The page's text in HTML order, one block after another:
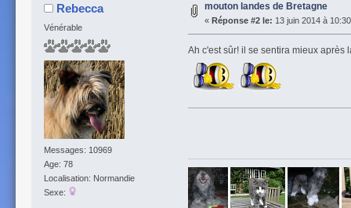
Rebecca
Vénérable
Messages: 10969
Age: 78
Localisation: Normandie
Sexe:
mouton landes de Bretagne
« Réponse #2 le: 13 juin 2014 à
Ah c'est sûr! il se sentira mieux après